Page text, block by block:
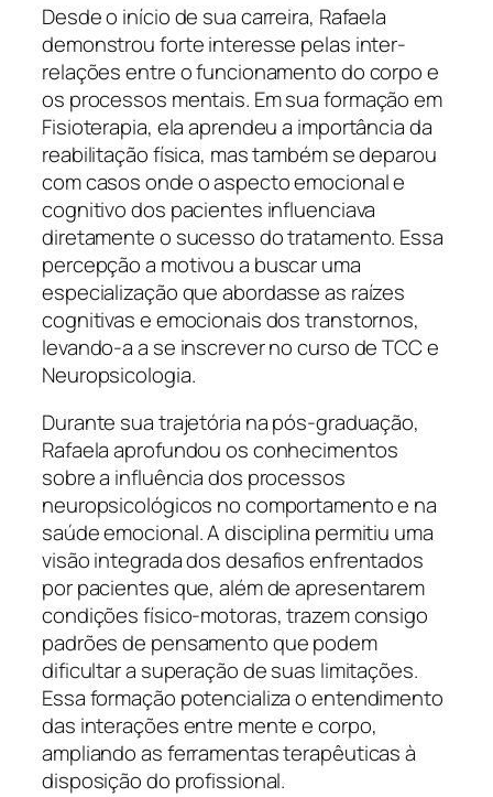
Desde o início de sua carreira, Rafaela
demonstrou forte interesse pelas inter-
relações entre o funcionamento do corpo e
os processos mentais. Em sua formação em
Fisioterapia, ela aprendeu a importância da
reabilitação física, mas também se deparou
com casos onde o aspecto emocional e
cognitivo dos pacientes influenciava
diretamente o sucesso do tratamento. Essa
percepção a motivou a buscar uma
especialização que abordasse as raízes
cognitivas e emocionais dos transtornos,
levando-a a se inscrever no curso de TCC e
Neuropsicologia.
Durante sua trajetória na pós-graduação,
Rafaela aprofundou os conhecimentos
sobre a influência dos processos
neuropsicológicos no comportamento e na
saúde emocional. A disciplina permitiu uma
visão integrada dos desafios enfrentados
por pacientes que, além de apresentarem
condições físico-motoras, trazem consigo
padrões de pensamento que podem
dificultar a superação de suas limitações.
Essa formação potencializa o entendimento
das interações entre mente e corpo,
ampliando as ferramentas terapêuticas à
disposição do profissional.